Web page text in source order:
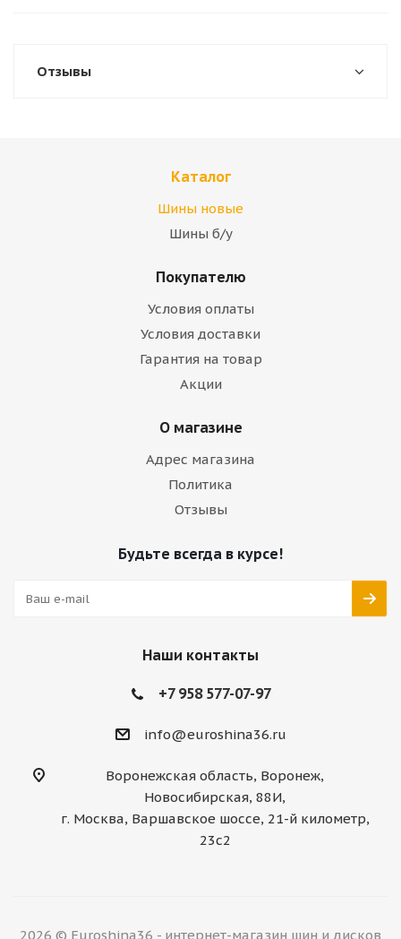
Отзывы
Каталог
Шины новые
Шины б/у
Покупателю
Условия оплаты
Условия доставки
Гарантия на товар
Акции
О магазине
Адрес магазина
Политика
Отзывы
Будьте всегда в курсе!
Наши контакты
+7 958 577-07-97
info@euroshina36.ru
Воронежская область, Воронеж,
Новосибирская, 88И,
г. Москва, Варшавское шоссе, 21-й километр,
23с2
2026 © Euroshina36 - интернет-магазин шин и дисков